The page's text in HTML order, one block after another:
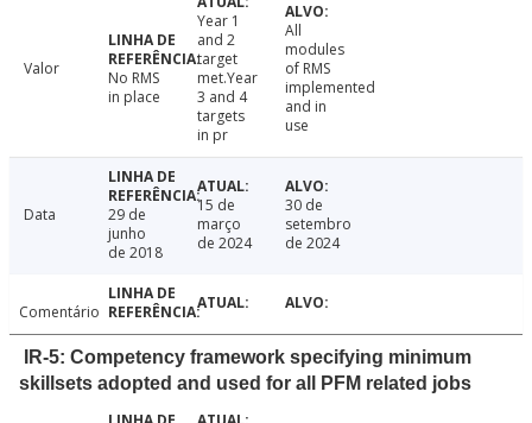
Valor
No RMS
in place
Year 1
and 2
target
met.Year
3 and 4
targets
in pr
All
modules
of RMS
implemented
and in
use
Data
29 de
junho
de 2018
15 de
março
de 2024
30 de
setembro
de 2024
Comentário
IR-5: Competency framework specifying minimum
skillsets adopted and used for all PFM related jobs